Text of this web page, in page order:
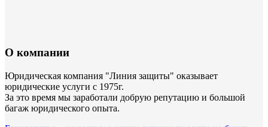
О компании
Юридическая компания "Линия защиты" оказывает
юридические услуги с 1975г.
За это время мы заработали добрую репутацию и большой
багаж юридического опыта.